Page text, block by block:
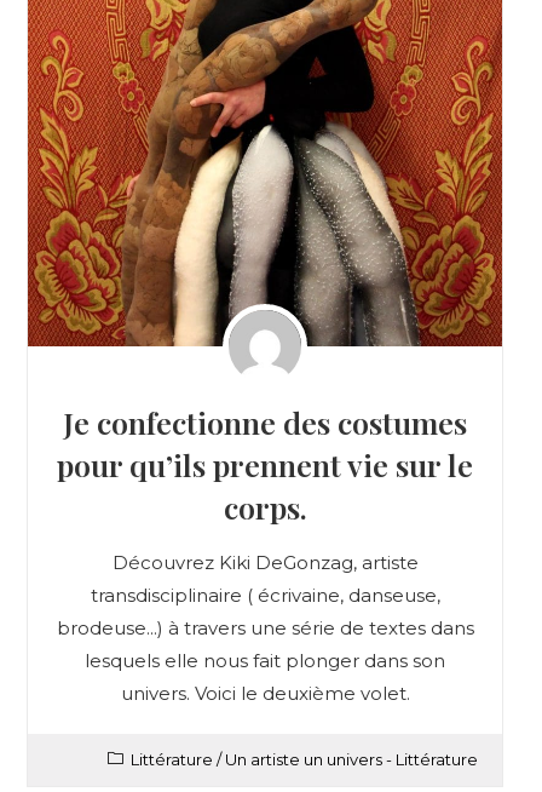
Je confectionne des costumes
pour qu’ils prennent vie sur le
corps.
Découvrez Kiki DeGonzag, artiste
transdisciplinaire ( écrivaine, danseuse,
brodeuse...) à travers une série de textes dans
lesquels elle nous fait plonger dans son
univers. Voici le deuxième volet.
Littérature /Un artiste un univers - Littérature